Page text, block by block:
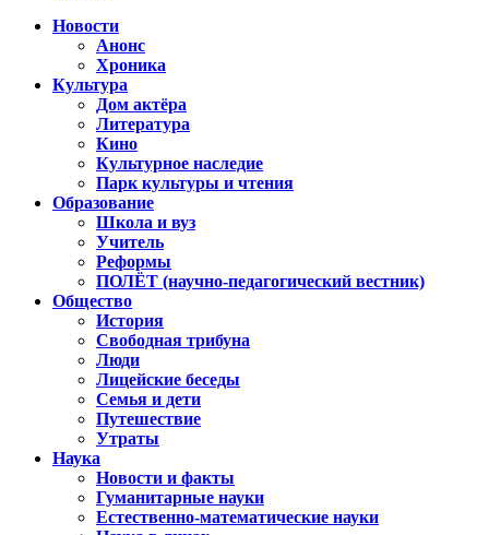
Новости
Анонс
Хроника
Культура
Дом актёра
Литература
Кино
Культурное наследие
Парк культуры и чтения
Образование
Школа и вуз
Учитель
Реформы
ПОЛЁТ (научно-педагогический вестник)
Общество
История
Свободная трибуна
Люди
Лицейские беседы
Семья и дети
Путешествие
Утраты
Наука
Новости и факты
Гуманитарные науки
Естественно-математические науки